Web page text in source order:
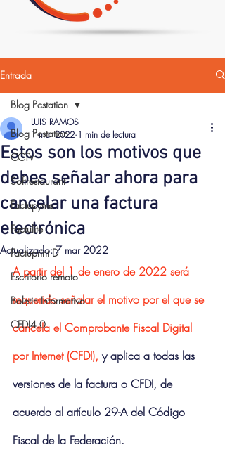
Entrada
Blog Pcstation
CCTV
Softrestaurant
Factupyme
Factulite
Factuprint D
Escritorio remoto
Boletin Informativo
CFDI4.0
Blog Pcstation
Estos son los motivos que
debes señalar ahora para
cancelar una factura
electrónica
LUIS RAMOS
1 mar 2022 1 min de lectura
Actualizado:7 mar 2022
A partir del 1 de enero de 2022 será
requerido señalar el motivo por el que se
cancela el Comprobante Fiscal Digital
por Internet (CFDI), y aplica a todas las
versiones de la factura o CFDI, de
acuerdo al artículo 29-A del Código
Fiscal de la Federación.